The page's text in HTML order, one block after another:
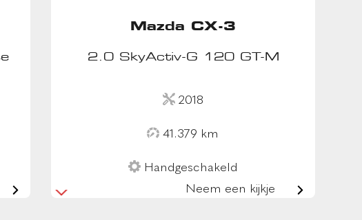
Mazda CX-3
2.0 SkyActiv-G 120 GT-M
2018
41.379 km
Handgeschakeld
Neem een kijkje